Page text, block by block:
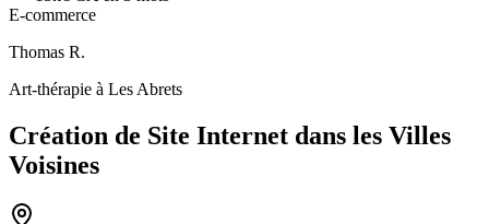
E-commerce
Thomas R.
Art-thérapie à Les Abrets
Création de Site Internet dans les Villes
Voisines